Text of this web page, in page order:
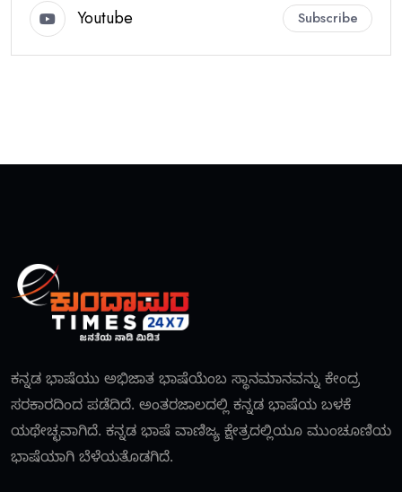
Youtube Subscribe
ಕನ್ನಡ ಭಾಷೆಯು ಅಭಿಜಾತ ಭಾಷೆಯೆಂಬ ಸ್ಥಾನಮಾನವನ್ನು ಕೇಂದ್ರ
ಸರಕಾರದಿಂದ ಪಡೆದಿದೆ. ಅಂತರಜಾಲದಲ್ಲಿ ಕನ್ನಡ ಭಾಷೆಯ ಬಳಕೆ
ಯಥೇಚ್ಛವಾಗಿದೆ. ಕನ್ನಡ ಭಾಷೆ ವಾಣಿಜ್ಯ ಕ್ಷೇತ್ರದಲ್ಲಿಯೂ ಮುಂಚೂಣಿಯ
ಭಾಷೆಯಾಗಿ ಬೆಳೆಯತೊಡಗಿದೆ.